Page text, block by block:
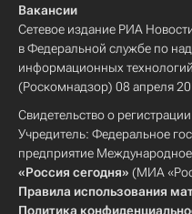
Вакансии
Сетевое издание РИА
в Федеральной службе по
информационных
(Роскомнадзор) 08 апреля
Свидетельство о
Учредитель: Федеральное
предприятие
«Россия сегодня» (МИА
Правила использования
Политика